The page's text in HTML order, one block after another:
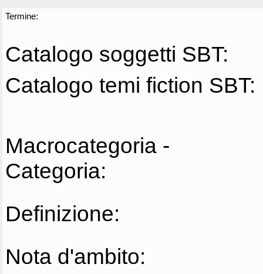
Termine:
Catalogo soggetti SBT:
Catalogo temi fiction SBT:
Macrocategoria -
Categoria:
Definizione:
Nota d'ambito: